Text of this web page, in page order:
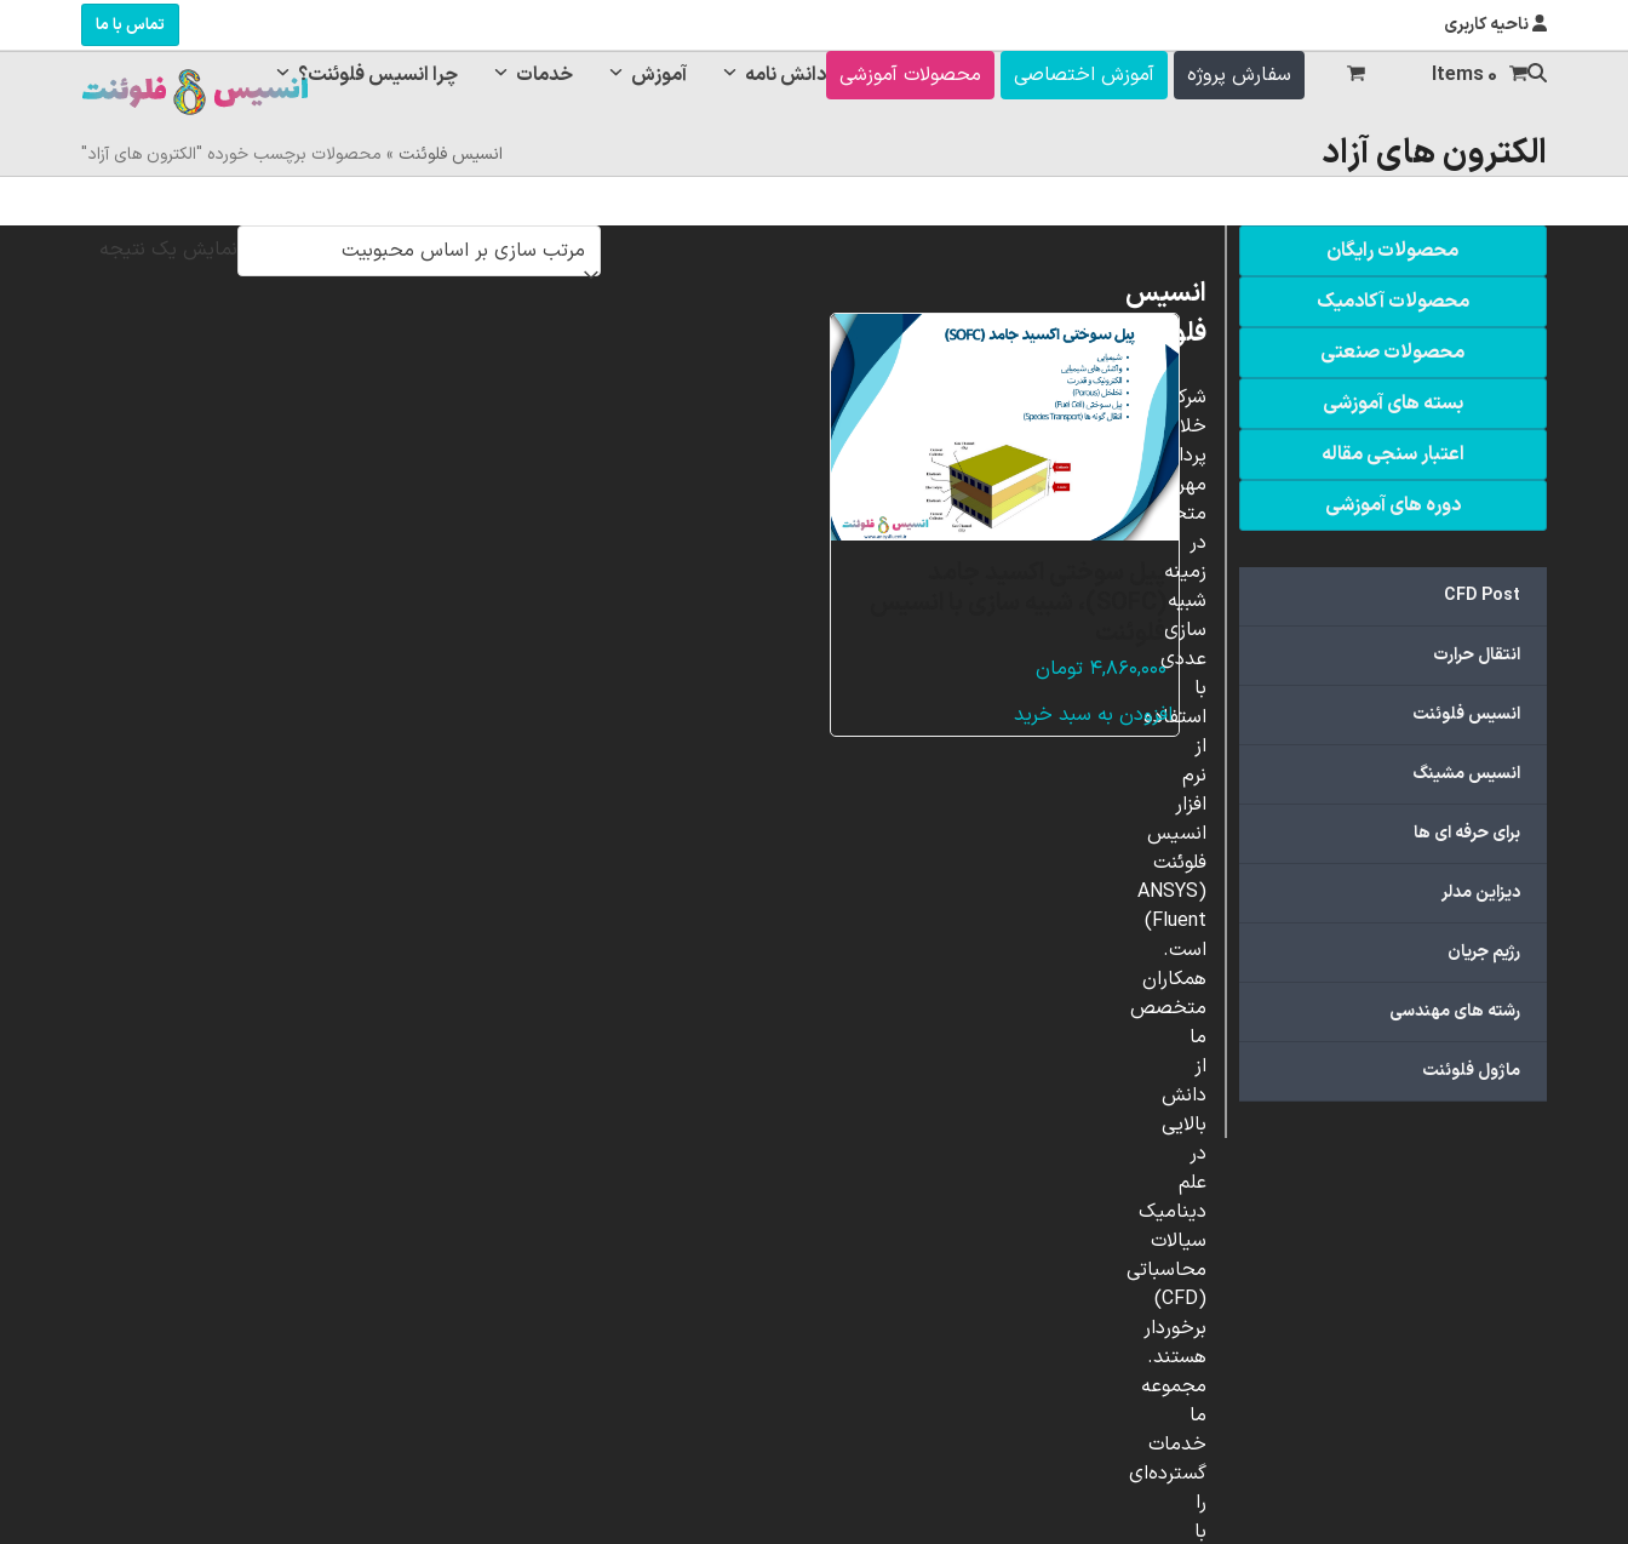
ناحیه کاربری تماس با ما
چرا انسیس فلوئنت؟ خدمات آموزش دانش نامه محصولات آموزشی آموزش اختصاصی سفارش پروژه 0 Items
الکترون های آزاد انسیس فلوئنت » محصولات برچسب خورده "الکترون های آزاد"
نمایش یک نتیجه
پیل سوختی اکسید جامد
فلوئنت
۴,۸۶۰,۰۰۰ تومان
افزودن به سبد خرید
محصولات رایگان
محصولات آکادمیک
محصولات صنعتی
بسته های آموزشی
اعتبار سنجی مقاله
دوره های آموزشی
CFD Post
انتقال حرارت
انسیس فلوئنت
انسیس مشینگ
برای حرفه ای ها
دیزاین مدلر
رژیم جریان
رشته های مهندسی
ماژول فلوئنت
انسیس
فلوئنت
شرکت
خلاق
پردازشگران
مهر،
متخصص
در
زمینه
شبیه
سازی
عددی
با
استفاده
از
نرم
افزار
انسیس
فلوئنت
(ANSYS
Fluent)
است.
همکاران
متخصص
ما
از
دانش
بالایی
در
علم
دینامیک
سیالات
محاسباتی
(CFD)
برخوردار
هستند.
مجموعه
ما
خدمات
گسترده‌ای
را
با